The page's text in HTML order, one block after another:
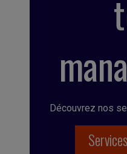
Découvrez nos